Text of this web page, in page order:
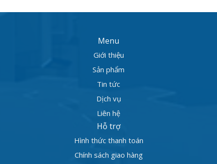
Menu
Giới thiệu
Sản phẩm
Tin tức
Dịch vụ
Liên hệ
Hỗ trợ
Hình thức thanh toán
Chính sách giao hàng